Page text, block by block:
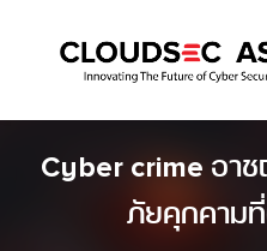
Cyber crime อาช
ภัยคุกคามที่